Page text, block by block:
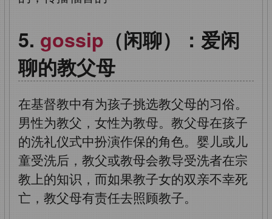
gossip （闲聊）：爱闲
聊的教父母
在基督教中有为孩子挑选教父母的习俗。
男性为教父，女性为教母。教父母在孩子
的洗礼仪式中扮演作保的角色。婴儿或儿
童受洗后，教父或教母会教导受洗者在宗
教上的知识，而如果教子女的双亲不幸死
亡，教父母有责任去照顾教子。